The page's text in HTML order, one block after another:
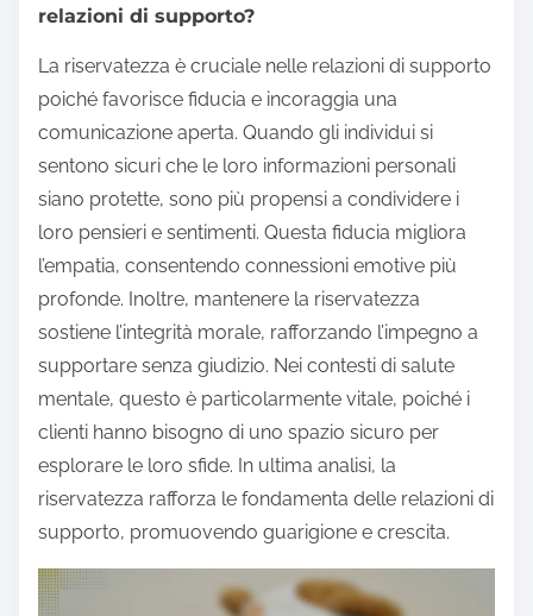
relazioni di supporto?
La riservatezza è cruciale nelle relazioni di supporto
poiché favorisce fiducia e incoraggia una
comunicazione aperta. Quando gli individui si
sentono sicuri che le loro informazioni personali
siano protette, sono più propensi a condividere i
loro pensieri e sentimenti. Questa fiducia migliora
l’empatia, consentendo connessioni emotive più
profonde. Inoltre, mantenere la riservatezza
sostiene l’integrità morale, rafforzando l’impegno a
supportare senza giudizio. Nei contesti di salute
mentale, questo è particolarmente vitale, poiché i
clienti hanno bisogno di uno spazio sicuro per
esplorare le loro sfide. In ultima analisi, la
riservatezza rafforza le fondamenta delle relazioni di
supporto, promuovendo guarigione e crescita.